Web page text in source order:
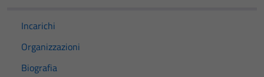
Incarichi
Organizzazioni
Biografia